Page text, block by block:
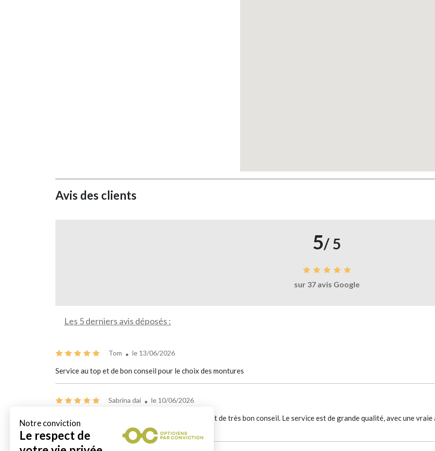
Avis des clients
5/ 5
sur 37 avis Google
Les 5 derniers avis déposés :
Tom le 13/06/2026
Service au top et de bon conseil pour le choix des montures
Sabrina dai le 10/06/2026
Excellente expérience ! L’équipe est accueillante et de très bon conseil. Le service est de grande qualité, avec une
est magnifique. Je recommande sans hésiter !